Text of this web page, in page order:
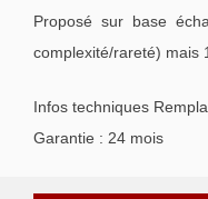
Proposé sur base
complexité/rareté) mais
Infos techniques
Garantie : 24 mois